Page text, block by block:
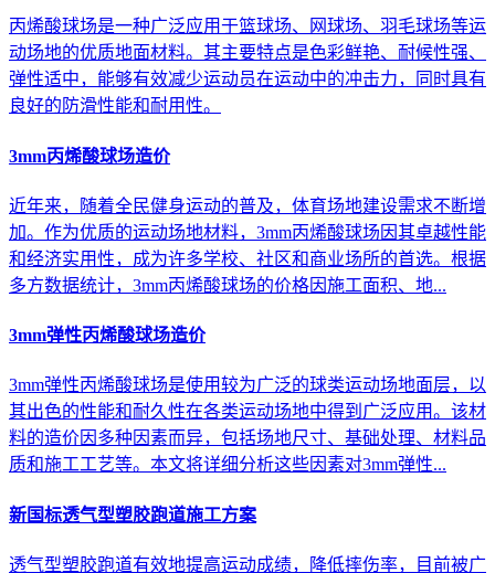
丙烯酸球场是一种广泛应用于篮球场、网球场、羽毛球场等运
动场地的优质地面材料。其主要特点是色彩鲜艳、耐候性强、
弹性适中，能够有效减少运动员在运动中的冲击力，同时具有
良好的防滑性能和耐用性。
3mm丙烯酸球场造价
近年来，随着全民健身运动的普及，体育场地建设需求不断增
加。作为优质的运动场地材料，3mm丙烯酸球场因其卓越性能
和经济实用性，成为许多学校、社区和商业场所的首选。根据
多方数据统计，3mm丙烯酸球场的价格因施工面积、地...
3mm弹性丙烯酸球场造价
3mm弹性丙烯酸球场是使用较为广泛的球类运动场地面层，以
其出色的性能和耐久性在各类运动场地中得到广泛应用。该材
料的造价因多种因素而异，包括场地尺寸、基础处理、材料品
质和施工工艺等。本文将详细分析这些因素对3mm弹性...
新国标透气型塑胶跑道施工方案
透气型塑胶跑道有效地提高运动成绩，降低摔伤率，目前被广